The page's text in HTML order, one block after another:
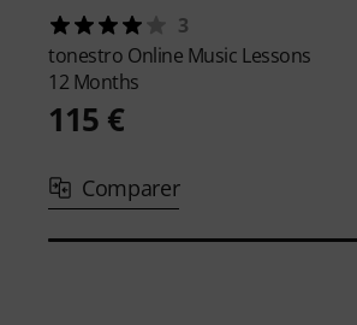
3
tonestro Online Music Lessons
12 Months
115 €
Comparer